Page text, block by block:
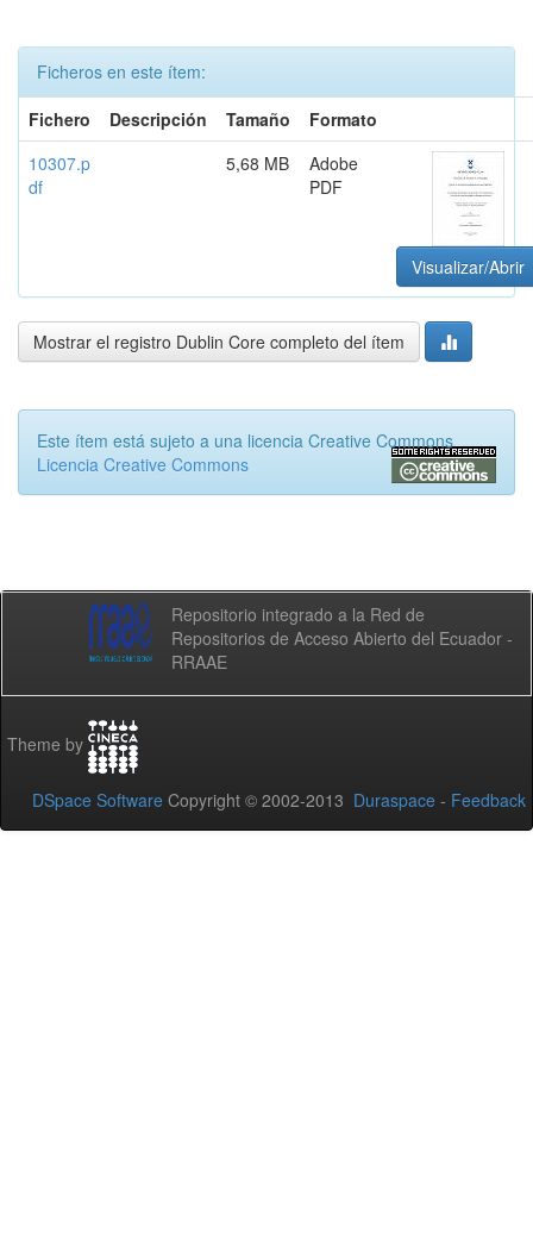
Ficheros en este ítem:
Fichero
Descripción Tamaño
Formato
10307.p
df
5,68 MB
Adobe
PDF
Visualizar/Abrir
Mostrar el registro Dublin Core completo del ítem
Este ítem está sujeto a una licencia Creative Commons
Licencia Creative Commons
Repositorio integrado a la Red de
Repositorios de Acceso Abierto del Ecuador -
RRAAE
Theme by
DSpace Software Copyright © 2002-2013 Duraspace - Feedback